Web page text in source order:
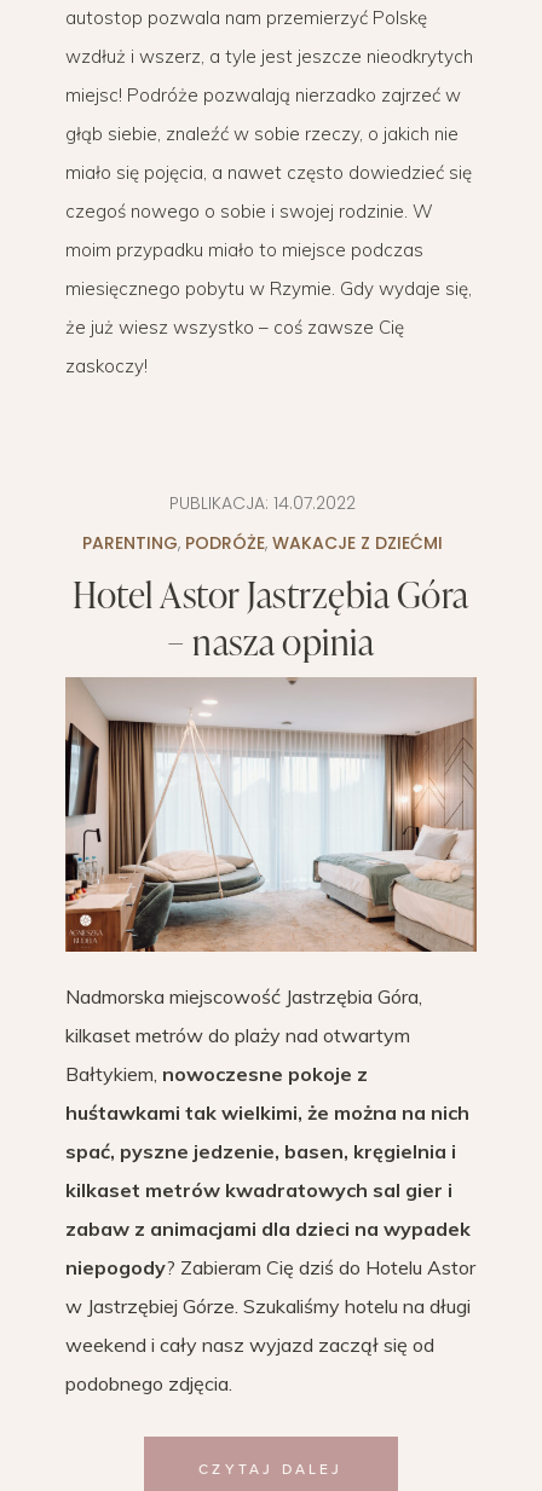
autostop pozwala nam przemierzyć Polskę
wzdłuż i wszerz, a tyle jest jeszcze nieodkrytych
miejsc! Podróże pozwalają nierzadko zajrzeć w
głąb siebie, znaleźć w sobie rzeczy, o jakich nie
miało się pojęcia, a nawet często dowiedzieć się
czegoś nowego o sobie i swojej rodzinie. W
moim przypadku miało to miejsce podczas
miesięcznego pobytu w Rzymie. Gdy wydaje się,
że już wiesz wszystko – coś zawsze Cię
zaskoczy!
PUBLIKACJA: 14.07.2022
PARENTING, PODRÓŻE, WAKACJE Z DZIEĆMI
Hotel Astor Jastrzębia Góra
– nasza opinia
Nadmorska miejscowość Jastrzębia Góra,
kilkaset metrów do plaży nad otwartym
Bałtykiem, nowoczesne pokoje z
huśtawkami tak wielkimi, że można na nich
spać, pyszne jedzenie, basen, kręgielnia i
kilkaset metrów kwadratowych sal gier i
zabaw z animacjami dla dzieci na wypadek
niepogody? Zabieram Cię dziś do Hotelu Astor
w Jastrzębiej Górze. Szukaliśmy hotelu na długi
weekend i cały nasz wyjazd zaczął się od
podobnego zdjęcia.
CZYTAJ DALEJ